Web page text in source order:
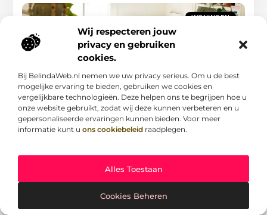
Wij respecteren jouw
privacy en gebruiken
cookies.
Bij BelindaWeb.nl nemen we uw privacy serieus. Om u de best
mogelijke ervaring te bieden, gebruiken we cookies en
vergelijkbare technologieën. Deze helpen ons te begrijpen hoe u
onze website gebruikt, zodat wij deze kunnen verbeteren en u
gepersonaliseerde ervaringen kunnen bieden. Voor meer
informatie kunt u ons cookiebeleid raadplegen.
Alles Toestaan
Cookies Beheren
WONINGEN
Hier kan je de perfecte studentenkamer huren
in Kortrijk
Als student zoek je de ideale plek om te wonen terwijl je
studeert in Kortrijk. De zoektocht naar het perfecte kot